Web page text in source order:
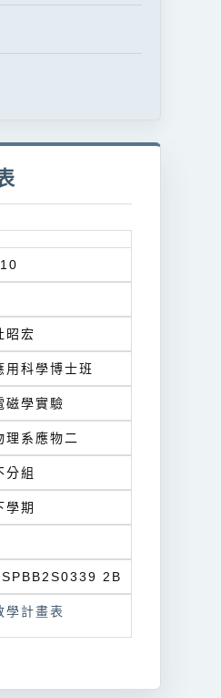
昭宏
用科學博士班
磁學實驗
理系應物二
分組
學期
2B
學計畫表